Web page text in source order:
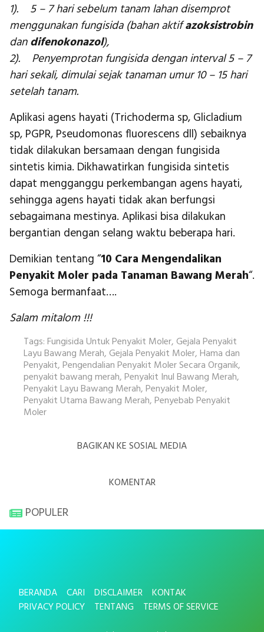
1). 5 – 7 hari sebelum tanam lahan disemprot
menggunakan fungisida (bahan aktifazoksistrobin
dandifenokonazol),
2). Penyemprotan fungisida dengan interval 5 – 7
hari sekali, dimulai sejak tanaman umur 10 – 15 hari
setelah tanam.
Aplikasi agens hayati (Trichoderma sp, Glicladium
sp, PGPR, Pseudomonas fluorescens dll) sebaiknya
tidak dilakukan bersamaan dengan fungisida
sintetis kimia. Dikhawatirkan fungisida sintetis
dapat mengganggu perkembangan agens hayati,
sehingga agens hayati tidak akan berfungsi
sebagaimana mestinya. Aplikasi bisa dilakukan
bergantian dengan selang waktu beberapa hari.
Demikian tentang “10 Cara Mengendalikan
Penyakit Moler pada Tanaman Bawang Merah“.
Semoga bermanfaat….
Salam mitalom !!!
Tags:Fungisida Untuk Penyakit Moler,Gejala Penyakit
Layu Bawang Merah,Gejala Penyakit Moler,Hama dan
Penyakit,Pengendalian Penyakit Moler Secara Organik,
penyakit bawang merah,Penyakit Inul Bawang Merah,
Penyakit Layu Bawang Merah,Penyakit Moler,
Penyakit Utama Bawang Merah,Penyebab Penyakit
Moler
BAGIKAN KE SOSIAL MEDIA
KOMENTAR
POPULER
BERANDA CARI DISCLAIMER
KONTAK
PRIVACY POLICY
TENTANG TERMS OF SERVICE